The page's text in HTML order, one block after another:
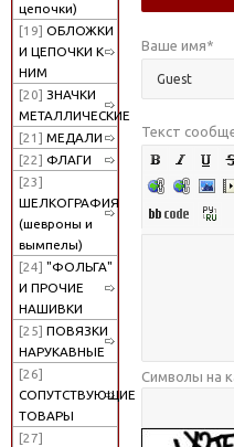
цепочки)
[19] ОБЛОЖКИ
И ЦЕПОЧКИ К
НИМ
[20] ЗНАЧКИ
МЕТАЛЛИЧЕСКИЕ
[21] МЕДАЛИ
[22] ФЛАГИ
[23]
ШЕЛКОГРАФИЯ
(шевроны и
вымпелы)
[24] "ФОЛЬГА"
И ПРОЧИЕ
НАШИВКИ
[25] ПОВЯЗКИ
НАРУКАВНЫЕ
[26]
СОПУТСТВУЮЩИЕ
ТОВАРЫ
[27]
Ваше имя*
Текст
Символы на